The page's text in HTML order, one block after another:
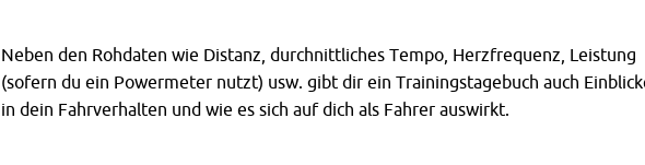
Neben den Rohdaten wie Distanz, durchnittliches Tempo, Herzfrequenz, Leistung
(sofern du ein Powermeter nutzt) usw. gibt dir ein Trainingstagebuch auch
in dein Fahrverhalten und wie es sich auf dich als Fahrer auswirkt.